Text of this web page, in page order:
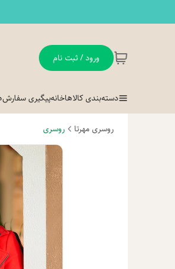
ورود / ثبت نام
دسته‌بندی کالاهاخانهپیگیری سفارش
روسری مهرتا روسری